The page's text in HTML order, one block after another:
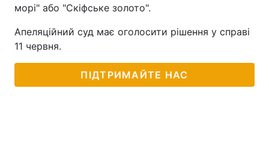
морі" або "Скіфське золото".
Апеляційний суд має оголосити рішення у справі
11 червня.
ПІДТРИМАЙТЕ НАС